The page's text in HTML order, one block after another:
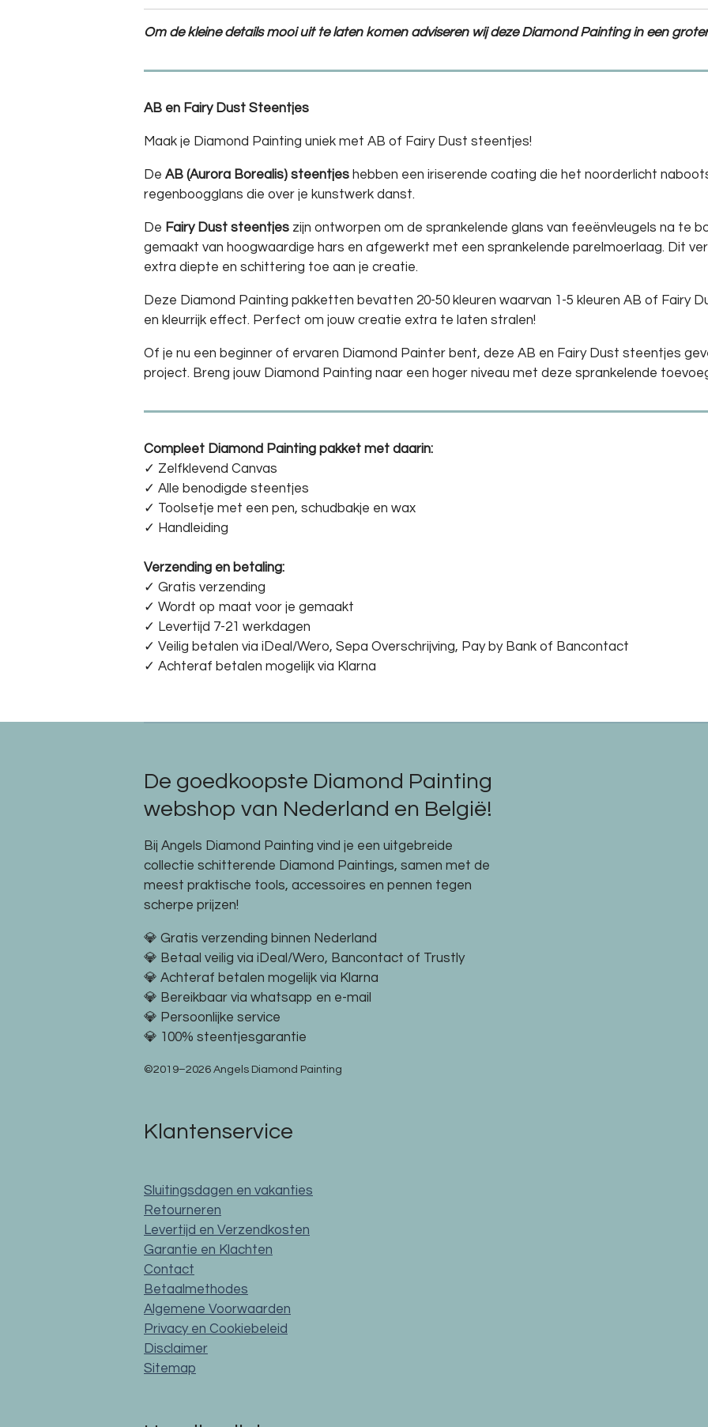
Om de kleine details mooi uit te laten komen adviseren wij deze Diamond Painting in een
AB en Fairy Dust Steentjes
Maak je Diamond Painting uniek met AB of Fairy Dust steentjes!
De AB (Aurora Borealis) steentjes hebben een iriserende coating die het noorderlicht
regenboogglans die over je kunstwerk danst.
De Fairy Dust steentjes zijn ontworpen om de sprankelende glans van feeënvleugels na te
gemaakt van hoogwaardige hars en afgewerkt met een sprankelende parelmoerlaag. Dit
extra diepte en schittering toe aan je creatie.
Deze Diamond Painting pakketten bevatten 20-50 kleuren waarvan 1-5 kleuren AB of Fairy
en kleurrijk effect. Perfect om jouw creatie extra te laten stralen!
Of je nu een beginner of ervaren Diamond Painter bent, deze AB en Fairy Dust steentjes
project. Breng jouw Diamond Painting naar een hoger niveau met deze sprankelende
Compleet Diamond Painting pakket met daarin:
✓ Zelfklevend Canvas
✓ Alle benodigde steentjes
✓ Toolsetje met een pen, schudbakje en wax
✓ Handleiding
Verzending en betaling:
✓ Gratis verzending
✓ Wordt op maat voor je gemaakt
✓ Levertijd 7-21 werkdagen
✓ Veilig betalen via iDeal/Wero, Sepa Overschrijving, Pay by Bank of Bancontact
✓ Achteraf betalen mogelijk via Klarna
De goedkoopste Diamond Painting
webshop van Nederland en België!
Bij Angels Diamond Painting vind je een uitgebreide
collectie schitterende Diamond Paintings, samen met de
meest praktische tools, accessoires en pennen tegen
scherpe prijzen!
💎 Gratis verzending binnen Nederland
💎 Betaal veilig via iDeal/Wero, Bancontact of Trustly
💎 Achteraf betalen mogelijk via Klarna
💎 Bereikbaar via whatsapp en e-mail
💎 Persoonlijke service
💎 100% steentjesgarantie
©2019–2026 Angels Diamond Painting
Klantenservice
Sluitingsdagen en vakanties
Retourneren
Levertijd en Verzendkosten
Garantie en Klachten
Contact
Betaalmethodes
Algemene Voorwaarden
Privacy en Cookiebeleid
Disclaimer
Sitemap